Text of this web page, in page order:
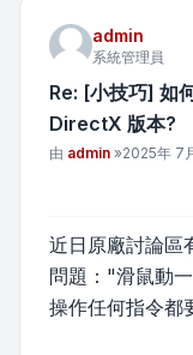
admin
系統管理員
Re: [小技巧] 如
DirectX 版本?
文章
由 admin »2025年 7
近日原廠討論區
問題："滑鼠動
操作任何指令都